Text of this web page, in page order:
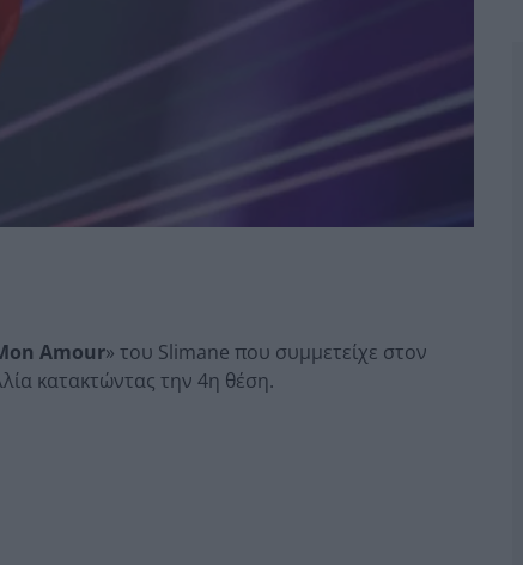
Amour» του Slimane που συμμετείχε στον
κατακτώντας την 4η θέση.